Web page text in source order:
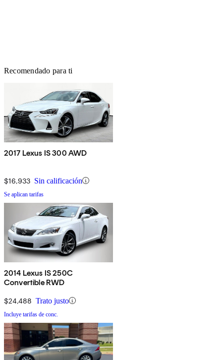
Recomendado para ti
2017 Lexus IS 300 AWD
$16,933 Sin calificación
Se aplican tarifas
2014 Lexus IS 250C
Convertible RWD
$24,488 Trato justo
Incluye tarifas de conc.